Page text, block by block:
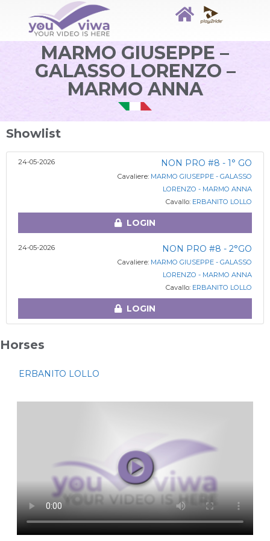
MARMO GIUSEPPE –
GALASSO LORENZO –
MARMO ANNA
Showlist
24-05-2026 NON PRO #8 - 1° GO
Cavaliere: MARMO GIUSEPPE - GALASSO
LORENZO - MARMO ANNA
Cavallo: ERBANITO LOLLO
LOGIN
24-05-2026 NON PRO #8 - 2°GO
Cavaliere: MARMO GIUSEPPE - GALASSO
LORENZO - MARMO ANNA
Cavallo: ERBANITO LOLLO
LOGIN
Horses
ERBANITO LOLLO